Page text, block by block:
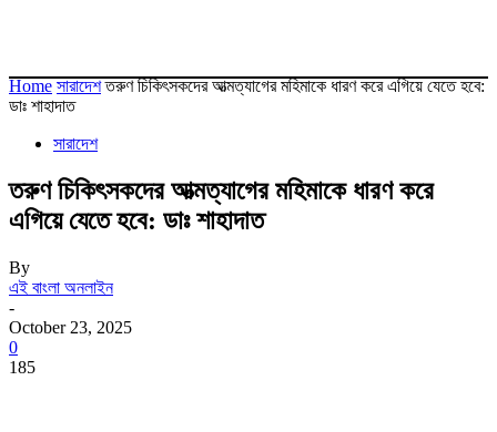
Home সারাদেশ তরুণ চিকিৎসকদের আত্মত্যাগের মহিমাকে ধারণ করে এগিয়ে যেতে হবে:
ডাঃ শাহাদাত
সারাদেশ
তরুণ চিকিৎসকদের আত্মত্যাগের মহিমাকে ধারণ করে
এগিয়ে যেতে হবে: ডাঃ শাহাদাত
By
এই বাংলা অনলাইন
-
October 23, 2025
0
185